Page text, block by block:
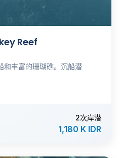
Reef
和丰富的珊瑚礁。沉船潜
2次岸潜
1,180 K IDR